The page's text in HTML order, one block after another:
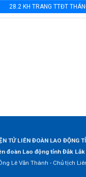
28.2 KH TRANG TTĐT
TỬ LIÊN ĐOÀN LAO ĐỘNG
đoàn Lao động tỉnh Đắk Lắk
Lê Văn Thành - Chủ tịch